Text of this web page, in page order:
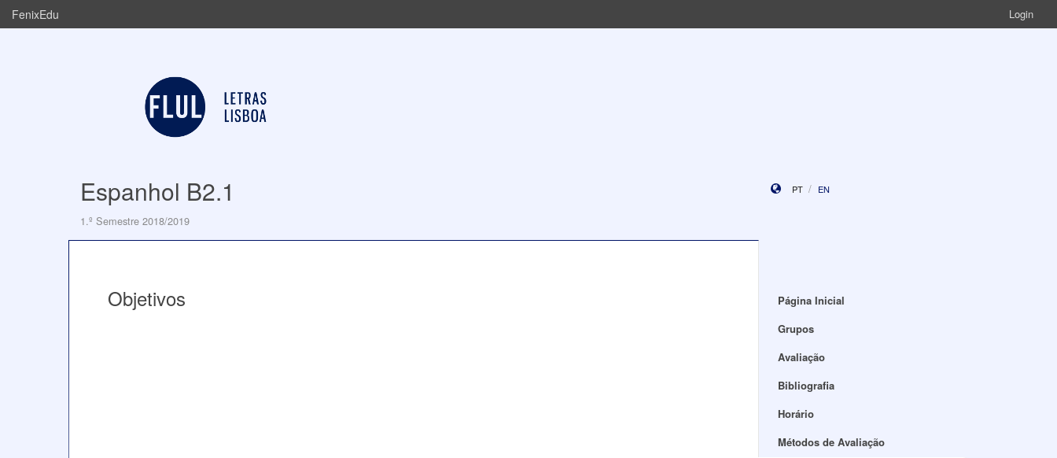
FenixEdu Login
Espanhol B2.1
1.º Semestre 2018/2019
PT EN
Objetivos
Página Inicial
Grupos
Avaliação
Bibliografia
Horário
Métodos de Avaliação